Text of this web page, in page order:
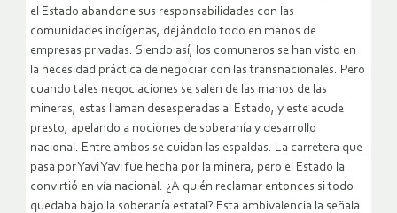
el Estado abandone sus responsabilidades con las
comunidades indígenas, dejándolo todo en manos de
empresas privadas. Siendo así, los comuneros se han visto en
la necesidad práctica de negociar con las transnacionales. Pero
cuando tales negociaciones se salen de las manos de las
mineras, estas llaman desesperadas al Estado, y este acude
presto, apelando a nociones de soberanía y desarrollo
nacional. Entre ambos se cuidan las espaldas. La carretera que
pasa por Yavi Yavi fue hecha por la minera, pero el Estado la
convirtió en vía nacional. ¿A quién reclamar entonces si todo
quedaba bajo la soberanía estatal? Esta ambivalencia la señala